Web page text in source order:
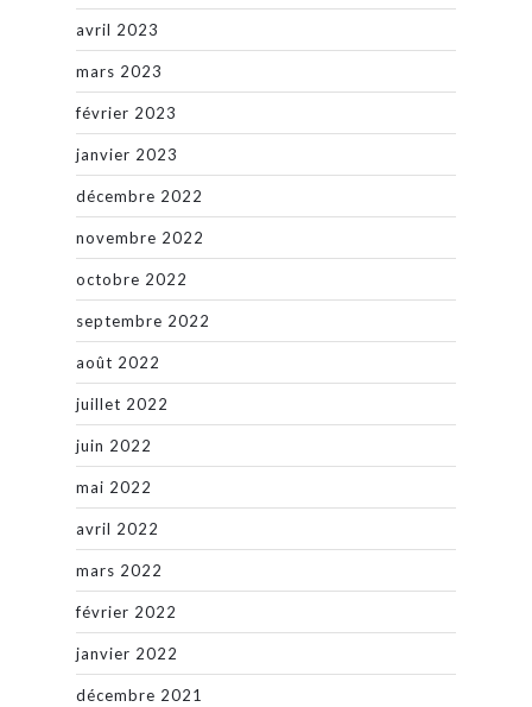
avril 2023
mars 2023
février 2023
janvier 2023
décembre 2022
novembre 2022
octobre 2022
septembre 2022
août 2022
juillet 2022
juin 2022
mai 2022
avril 2022
mars 2022
février 2022
janvier 2022
décembre 2021